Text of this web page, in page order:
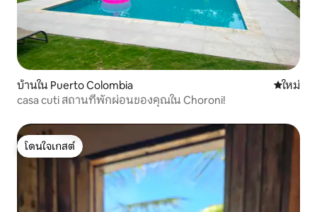
บ้านใน Puerto Colombia ที่พักใหม่
ใหม่
casa cuti สถานที่พักผ่อนของคุณใน Choroni!
โดนใจเกสต์
โดนใจเกสต์